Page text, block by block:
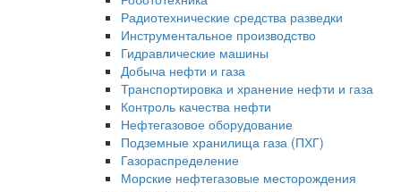
Радиотехнические средства разведки
Инструментальное производство
Гидравлические машины
Добыча нефти и газа
Транспортировка и хранение нефти и газа
Контроль качества нефти
Нефтегазовое оборудование
Подземные хранилища газа (ПХГ)
Газораспределение
Морские нефтегазовые месторождения